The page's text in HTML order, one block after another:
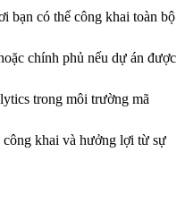
bạn có thể công khai toàn bộ
chính phủ nếu dự án được
trong môi trường mã
khai và hưởng lợi từ sự